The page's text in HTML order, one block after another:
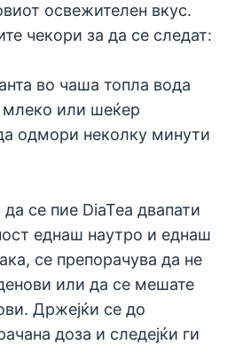
освежителен вкус.
чекори за да се следат:
во чаша топла вода
млеко или шеќер
одмори неколку минути
се пие DiaTea двапати
еднаш наутро и еднаш
се препорачува да не
или да се мешате
Држејќи се до
доза и следејќи ги